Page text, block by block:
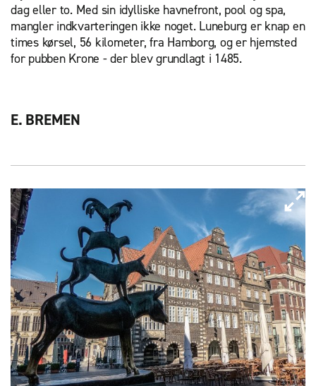
dag eller to. Med sin idylliske havnefront, pool og spa,
mangler indkvarteringen ikke noget. Luneburg er knap en
times kørsel, 56 kilometer, fra Hamborg, og er hjemsted
for pubben Krone - der blev grundlagt i 1485.
E. BREMEN